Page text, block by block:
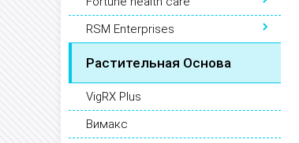
RSM Enterprises
Растительная Основа
VigRX Plus
Вимакс